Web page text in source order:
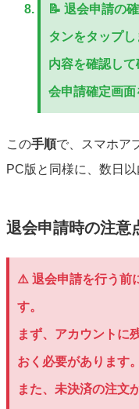
📝 退会申請の
タンをタップし
内容を確認し
会申請確定画面
この手順で、スマホア
PC版と同様に、数日
退会申請時の注意
⚠️ 退会申請を行う前
す。
まず、アカウントに
おく必要があります。
また、未決済の注文